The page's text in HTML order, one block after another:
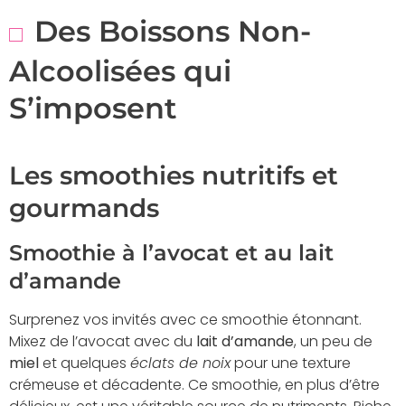
Des Boissons Non-
Alcoolisées qui
S’imposent
Les smoothies nutritifs et
gourmands
Smoothie à l’avocat et au lait
d’amande
Surprenez vos invités avec ce smoothie étonnant.
Mixez de l’avocat avec du lait d’amande, un peu de
mielet quelques éclats de noixpour une texture
crémeuse et décadente. Ce smoothie, en plus d’être